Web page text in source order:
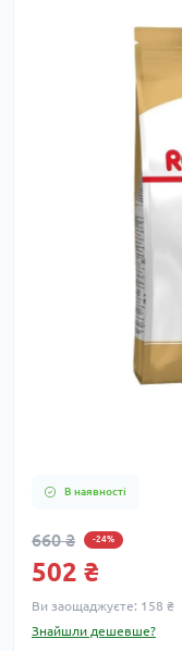
В наявності
660 ₴ -24%
502 ₴
Ви заощаджуєте: 158 ₴
Знайшли дешевше?